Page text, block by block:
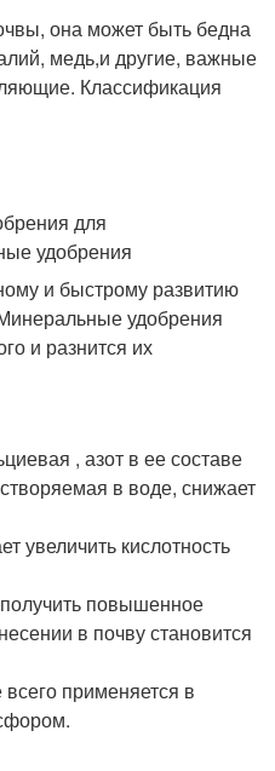
она может быть бедна
медь,и другие, важные
Классификация
и быстрому развитию
удобрения
и разнится их
, азот в ее составе
в воде, снижает
увеличить кислотность
повышенное
в почву становится
применяется в